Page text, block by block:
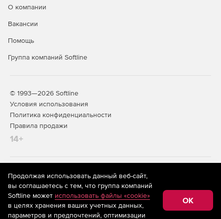
О компании
Вакансии
Помощь
Группа компаний Softline
© 1993—2026 Softline
Условия использования
Политика конфиденциальности
Правила продажи
14+
На информационном ресурсе store.softline.ru применяются
рекомендательные технологии
(информационные технологии
предоставления информации на основе сбора,
систематизации и анализа сведений, относящихся к
предпочтениям пользователей сети «Интернет»,
находящихся на территории Российской Федерации)
Продолжая использовать данный веб-сайт,
вы соглашаетесь с тем, что группа компаний
Softline может использовать файлы «cookie»
в целях хранения ваших учетных данных,
параметров и предпочтений, оптимизации
OK